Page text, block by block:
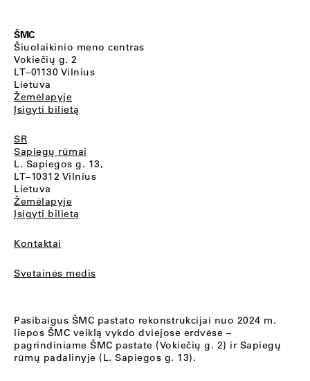
ŠMC
Šiuolaikinio meno centras
Vokiečių g. 2
LT–01130 Vilnius
Lietuva
Žemėlapyje
Įsigyti bilietą
SR
Sapiegų rūmai
L. Sapiegos g. 13,
LT–10312 Vilnius
Lietuva
Žemėlapyje
Įsigyti bilietą
Kontaktai
Svetainės medis
Pasibaigus ŠMC pastato rekonstrukcijai nuo 2024 m.
liepos ŠMC veiklą vykdo dviejose erdvėse –
pagrindiniame ŠMC pastate (Vokiečių g. 2) ir Sapiegų
rūmų padalinyje (L. Sapiegos g. 13).